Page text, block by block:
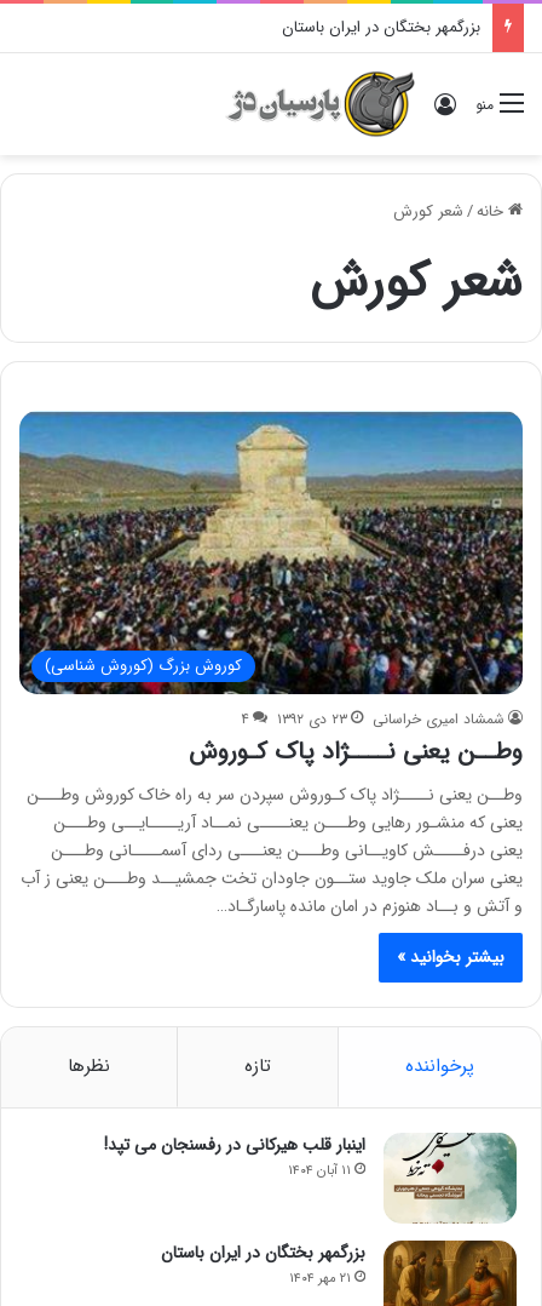
بزرگمهر بختگان در ایران باستان
منو ورود
خانه/شعر کورش
شعر کورش
کوروش بزرگ (کوروش شناسی)
شمشاد امیری خراسانی ۲۳ دی ۱۳۹۲ ۴
وطــن یعنی نــــژاد پاک کـوروش
وطــن یعنی نــــژاد پاک کـوروش سپردن سر به راه خاک کوروش وطـــن
یعنی که منشـور رهایی وطـــن یعنــــی نمــاد آریــــایــی وطـــن
یعنی درفــــش کاویــانی وطـــن یعنـــی ردای آسمــــانی وطـــن
یعنی سران ملک جاوید ستــون جاودان تخت جمشیــد وطـــن یعنی ز آب
و آتش و بــاد هنوزم در امان مانده پاسارگـاد…
بیشتر بخوانید »
پرخواننده تازه نظرها
اینبار قلب هیرکانی در رفسنجان می تپد!
۱۱ آبان ۱۴۰۴
بزرگمهر بختگان در ایران باستان
۲۱ مهر ۱۴۰۴